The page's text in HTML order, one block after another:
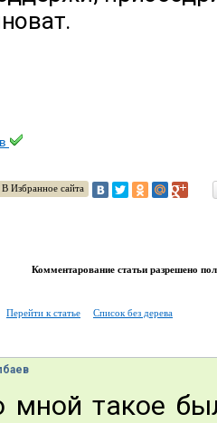
В Избранное сайта
Комментарование статьи разрешено
Перейти к статье Список без дерева
мной такое